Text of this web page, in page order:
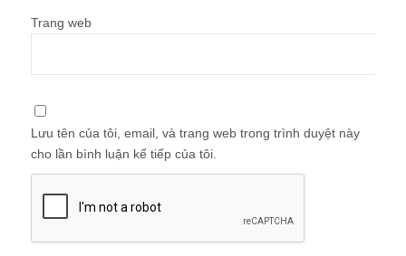
Trang web
Lưu tên của tôi, email, và trang web trong trình duyệt này
cho lần bình luận kế tiếp của tôi.